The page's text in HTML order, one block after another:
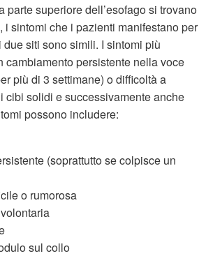
parte superiore dell’esofago si trovano
i sintomi che i pazienti manifestano per
siti sono simili. I sintomi più
cambiamento persistente nella voce
più di 3 settimane) o difficoltà a
cibi solidi e successivamente anche
possono includere:
(soprattutto se colpisce un
o rumorosa
sul collo